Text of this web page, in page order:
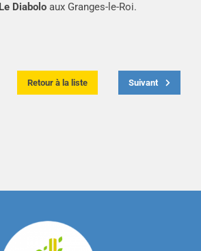
Le Diaboloaux Granges-le-Roi.
Retour à la liste Suivant